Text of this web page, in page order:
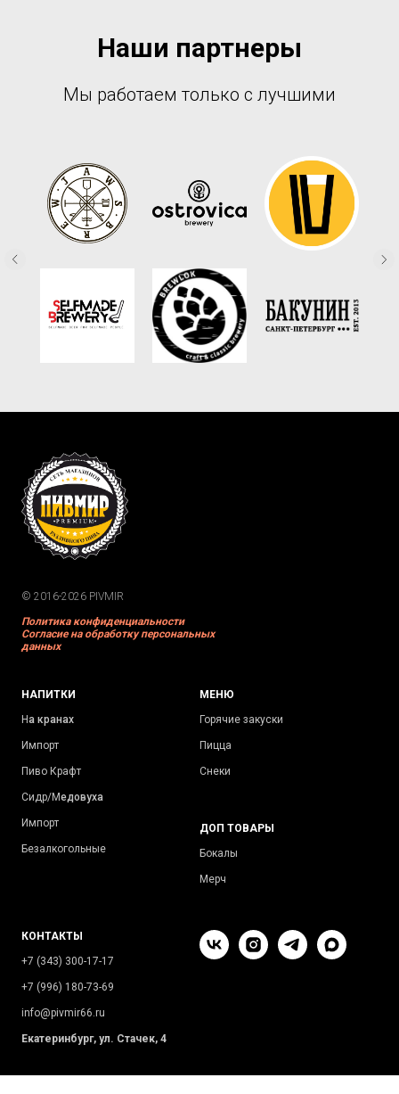
Наши партнеры
Мы работаем только с лучшими
© 2016-2026 PIVMIR
Политика конфиденциальности
Согласие на обработку персональных
данных
НАПИТКИ
На кранах
Импорт
Пиво Крафт
Сидр/Медовуха
Импорт
Безалкогольные
МЕНЮ
Горячие закуски
Пицца
Снеки
ДОП ТОВАРЫ
Бокалы
Мерч
КОНТАКТЫ
+7 (343) 300-17-17
+7 (996) 180-73-69
info@pivmir66.ru
Екатеринбург, ул. Стачек, 4